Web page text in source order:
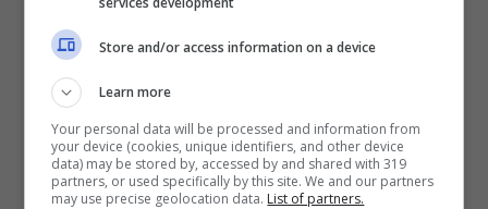
visitare quella regione. Ovviamente
bisognerà trovare le strutture che aderiscono
a questo tipo di iniziativa. Ecco tutti i dettagli
per quanto riguarda la promozione in
Abruzzo.
Store and/or access information on a device
Learn more
Your personal data will be processed and information from
your device (cookies, unique identifiers, and other device
data) may be stored by, accessed by and shared with 319
partners, or used specifically by this site. We and our partners
may use precise geolocation data. List of partners.